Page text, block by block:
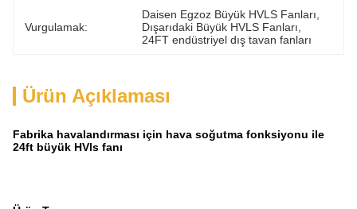
Vurgulamak:
Daisen Egzoz Büyük HVLS Fanları
Dışarıdaki Büyük HVLS Fanları
24FT endüstriyel dış tavan fanları
Ürün Açıklaması
Fabrika havalandırması için hava soğutma fonksiyonu ile
24ft büyük HVls fanı